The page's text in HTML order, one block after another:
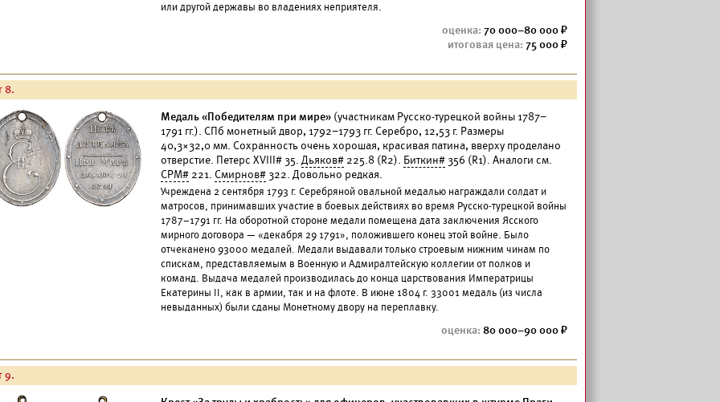
или другой державы во владениях неприятеля.
70 000–80 000
75 000
8.
Медаль «Победителям при мире» (участникам Русско-турецкой войны 1787–
1791 гг.). СПб монетный двор, 1792–1793 гг. Серебро, 12,53 г. Размеры
40,3×32,0 мм. Сохранность очень хорошая, красивая патина, вверху проделано
отверстие. Петерс XVIII# 35. Дьяков# 225.8 (R2). Биткин#356 (R1). Аналоги см.
СРМ# 221. Смирнов#322. Довольно редкая.
Учреждена 2 сентября 1793 г. Серебряной овальной медалью награждали солдат и
матросов, принимавших участие в боевых действиях во время Русско-турецкой войны
1787–1791 гг. На оборотной стороне медали помещена дата заключения Ясского
мирного договора — «декабря 29 1791», положившего конец этой войне. Было
отчеканено 93000 медалей. Медали выдавали только строевым нижним чинам по
спискам, представляемым в Военную и Адмиралтейскую коллегии от полков и
команд. Выдача медалей производилась до конца царствования Императрицы
Екатерины II, как в армии, так и на флоте. В июне 1804 г. 33001 медаль (из числа
невыданных) были сданы Монетному двору на переплавку.
80 000–90 000
9.